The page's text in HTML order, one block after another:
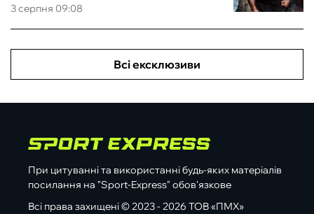
3 серпня 09:08
Всі ексклюзиви
При цитуванні та використанні будь-яких матеріалів
посилання на "Sport-Express" обов'язкове
Всі права захищені © 2023 - 2026 ТОВ «ПМХ»